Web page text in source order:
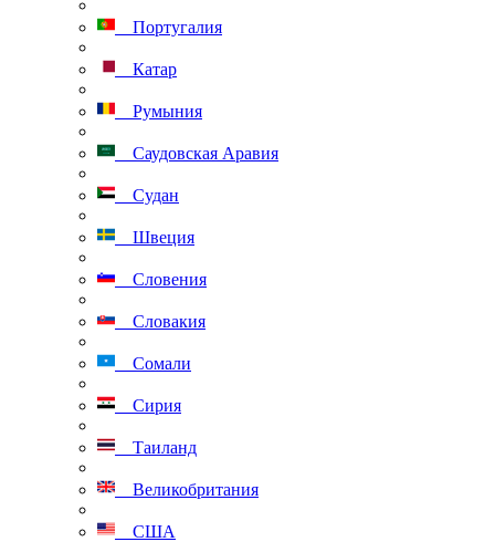
Португалия
Катар
Румыния
Саудовская Аравия
Судан
Швеция
Словения
Словакия
Сомали
Сирия
Таиланд
Великобритания
США